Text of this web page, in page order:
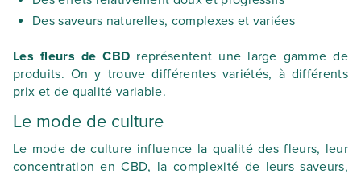
Des saveurs naturelles, complexes et variées
Les fleurs de CBD représentent une large gamme de
produits. On y trouve différentes variétés, à différents
prix et de qualité variable.
Le mode de culture
Le mode de culture influence la qualité des fleurs, leur
concentration en CBD, la complexité de leurs saveurs,